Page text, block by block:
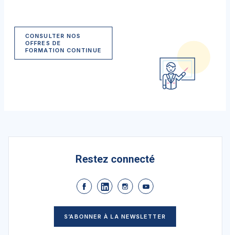
CONSULTER NOS
OFFRES DE
FORMATION CONTINUE
Restez connecté
S’ABONNER À LA NEWSLETTER